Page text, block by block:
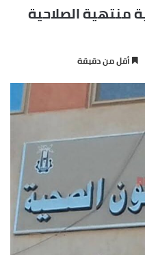
منتهية الصلاحية
أقل من دقيقة